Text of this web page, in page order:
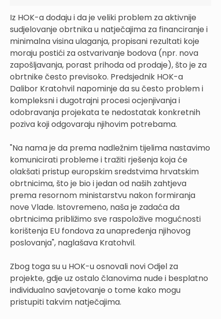
Iz HOK-a dodaju i da je veliki problem za aktivnije
sudjelovanje obrtnika u natječajima za financiranje i
minimalna visina ulaganja, propisani rezultati koje
moraju postići za ostvarivanje bodova (npr. nova
zapošljavanja, porast prihoda od prodaje), što je za
obrtnike često previsoko. Predsjednik HOK-a
Dalibor Kratohvil napominje da su često problem i
kompleksni i dugotrajni procesi ocjenjivanja i
odobravanja projekata te nedostatak konkretnih
poziva koji odgovaraju njihovim potrebama.
"Na nama je da prema nadležnim tijelima nastavimo
komunicirati probleme i tražiti rješenja koja će
olakšati pristup europskim sredstvima hrvatskim
obrtnicima, što je bio i jedan od naših zahtjeva
prema resornom ministarstvu nakon formiranja
nove Vlade. Istovremeno, naša je zadaća da
obrtnicima približimo sve raspoložive mogućnosti
korištenja EU fondova za unapređenja njihovog
poslovanja", naglašava Kratohvil.
Zbog toga su u HOK-u osnovali novi Odjel za
projekte, gdje uz ostalo članovima nude i besplatno
individualno savjetovanje o tome kako mogu
pristupiti takvim natječajima.